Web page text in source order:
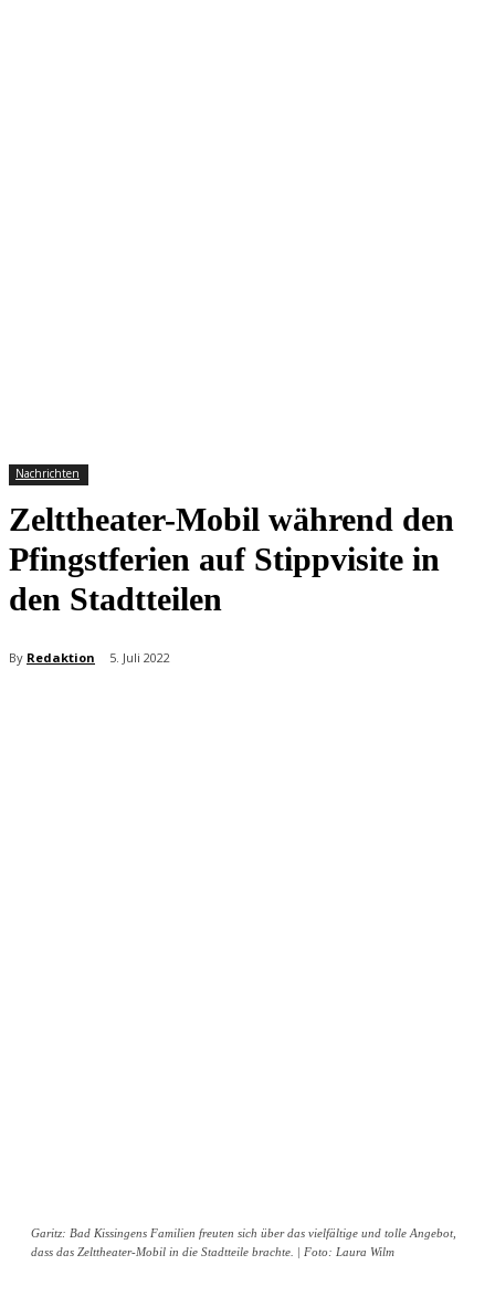
Nachrichten
Zelttheater-Mobil während den
Pfingstferien auf Stippvisite in
den Stadtteilen
By Redaktion 5. Juli 2022
Garitz: Bad Kissingens Familien freuten sich über das vielfältige und tolle Angebot,
dass das Zelttheater-Mobil in die Stadtteile brachte. | Foto: Laura Wilm